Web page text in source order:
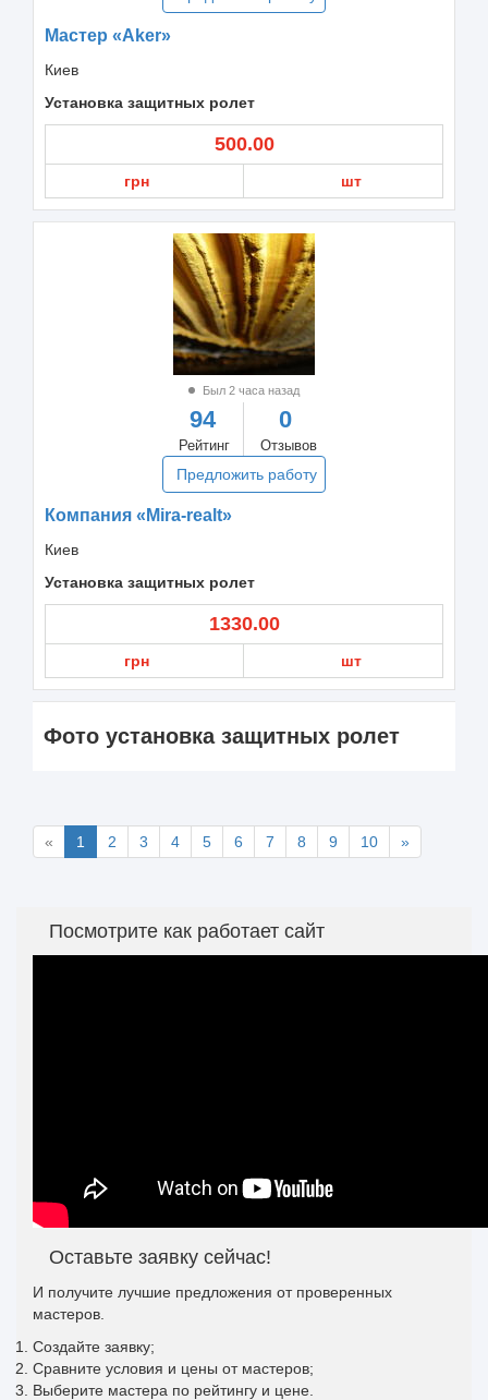
Мастер «Aker»
Киев
Установка защитных ролет
500.00
грн шт
Был 2 часа назад
94
Рейтинг
0
Отзывов
Предложить работу
Компания «Mira-realt»
Киев
Установка защитных ролет
1330.00
грн шт
Фото установка защитных ролет
« 1 2 3 4 5 6 7 8 9 10 »
Посмотрите как работает сайт
Оставьте заявку сейчас!
И получите лучшие предложения от проверенных
мастеров.
Создайте заявку;
Сравните условия и цены от мастеров;
Выберите мастера по рейтингу и цене.